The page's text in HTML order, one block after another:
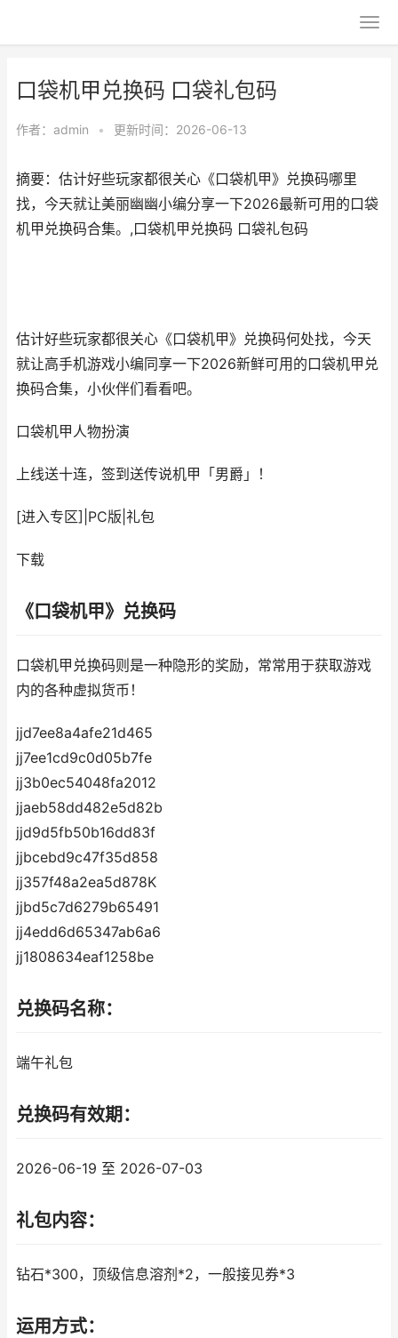
口袋机甲兑换码 口袋礼包码
作者： admin • 更新时间：2026-06-13
摘要：估计好些玩家都很关心《口袋机甲》兑换码哪里
找，今天就让美丽幽幽小编分享一下2026最新可用的口袋
机甲兑换码合集。,口袋机甲兑换码 口袋礼包码
估计好些玩家都很关心《口袋机甲》兑换码何处找，今天
就让高手机游戏小编同享一下2026新鲜可用的口袋机甲兑
换码合集，小伙伴们看看吧。
口袋机甲人物扮演
上线送十连，签到送传说机甲「男爵」！
[进入专区] PC版 礼包
下载
《口袋机甲》兑换码
口袋机甲兑换码则是一种隐形的奖励，常常用于获取游戏
内的各种虚拟货币！
jjd7ee8a4afe21d465
jj7ee1cd9c0d05b7fe
jj3b0ec54048fa2012
jjaeb58dd482e5d82b
jjd9d5fb50b16dd83f
jjbcebd9c47f35d858
jj357f48a2ea5d878K
jjbd5c7d6279b65491
jj4edd6d65347ab6a6
jj1808634eaf1258be
兑换码名称：
端午礼包
兑换码有效期：
2026-06-19 至 2026-07-03
礼包内容：
钻石*300，顶级信息溶剂*2，一般接见券*3
运用方式：